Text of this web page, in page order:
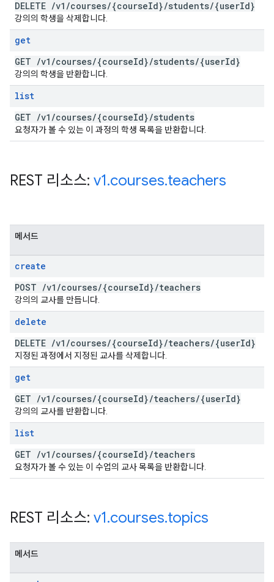
DELETE /v1 /courses/{courseId}/students/{userId}
강의의 학생을 삭제합니다.
get
GET /v1 /courses/{courseId}/students/{userId}
강의의 학생을 반환합니다.
list
GET /v1 /courses/{courseId}/students
요청자가 볼 수 있는 이 과정의 학생 목록을 반환합니다.
REST 리소스: v1.courses.teachers
메서드
create
POST /v1 /courses/{courseId}/teachers
강의의 교사를 만듭니다.
delete
DELETE /v1 /courses/{courseId}/teachers/{userId}
지정된 과정에서 지정된 교사를 삭제합니다.
get
GET /v1 /courses/{courseId}/teachers/{userId}
강의의 교사를 반환합니다.
list
GET /v1 /courses/{courseId}/teachers
요청자가 볼 수 있는 이 수업의 교사 목록을 반환합니다.
REST 리소스: v1.courses.topics
메서드